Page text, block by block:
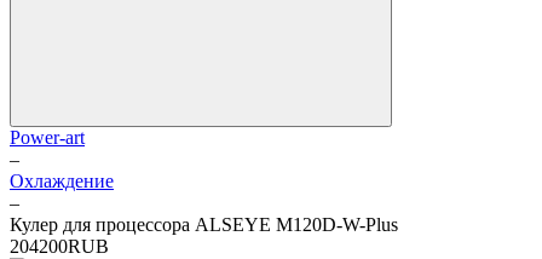
Power-art
–
Охлаждение
–
Кулер для процессора ALSEYE M120D-W-Plus
204200RUB